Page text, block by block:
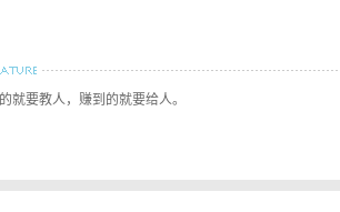
就要教人，赚到的就要给人。